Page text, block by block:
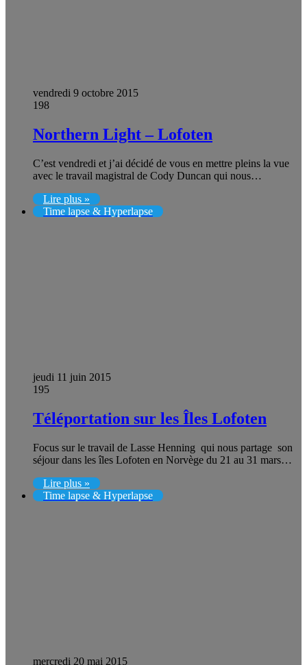
vendredi 9 octobre 2015
198
Northern Light – Lofoten
C’est vendredi et j’ai décidé de vous en mettre pleins la vue
avec le travail magistral de Cody Duncan qui nous…
Lire plus »
Time lapse & Hyperlapse
jeudi 11 juin 2015
195
Téléportation sur les Îles Lofoten
Focus sur le travail de Lasse Henning qui nous partage son
séjour dans les îles Lofoten en Norvège du 21 au 31 mars…
Lire plus »
Time lapse & Hyperlapse
mercredi 20 mai 2015